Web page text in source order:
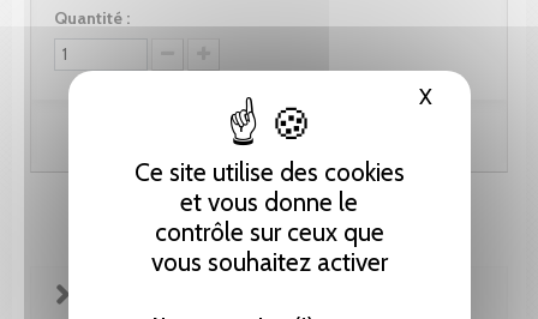
Ce site utilise des cookies
et vous donne le
contrôle sur ceux que
vous souhaitez activer
XMasquer
Quantité :
Ajouter au panier